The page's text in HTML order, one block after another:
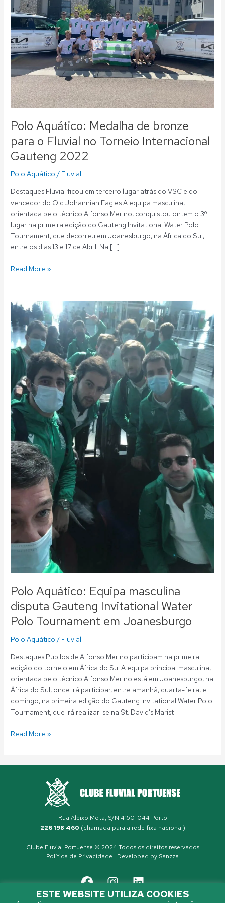
Polo Aquático: Medalha de bronze
para o Fluvial no Torneio Internacional
Gauteng 2022
Polo Aquático / Fluvial
Destaques Fluvial ficou em terceiro lugar atrás do VSC e do
vencedor do Old Johannian Eagles A equipa masculina,
orientada pelo técnico Alfonso Merino, conquistou ontem o 3º
lugar na primeira edição do Gauteng Invitational Water Polo
Tournament, que decorreu em Joanesburgo, na África do Sul,
entre os dias 13 e 17 de Abril. Na […]
bronze
para
o
Fluvial
no
Torneio
Internacional
Gauteng
2022
Read More »
Polo Aquático: Equipa masculina
disputa Gauteng Invitational Water
Polo Tournament em Joanesburgo
Polo Aquático / Fluvial
Destaques Pupilos de Alfonso Merino participam na primeira
edição do torneio em África do Sul A equipa principal masculina,
orientada pelo técnico Alfonso Merino está em Joanesburgo, na
África do Sul, onde irá participar, entre amanhã, quarta-feira, e
domingo, na primeira edição do Gauteng Invitational Water Polo
Tournament, que irá realizar-se na St. David’s Marist
Polo
Aquático:
Equipa
masculina
disputa
Gauteng
Invitational
Water
Polo
Tournament
em
Joanesburgo
Read More »
Rua Aleixo Mota, S/N 4150-044 Porto
226 198 460 (chamada para a rede fixa nacional)
Clube Fluvial Portuense © 2024 Todos os direitos reservados
Política de Privacidade | Developed by Sanzza
ESTE WEBSITE UTILIZA COOKIES